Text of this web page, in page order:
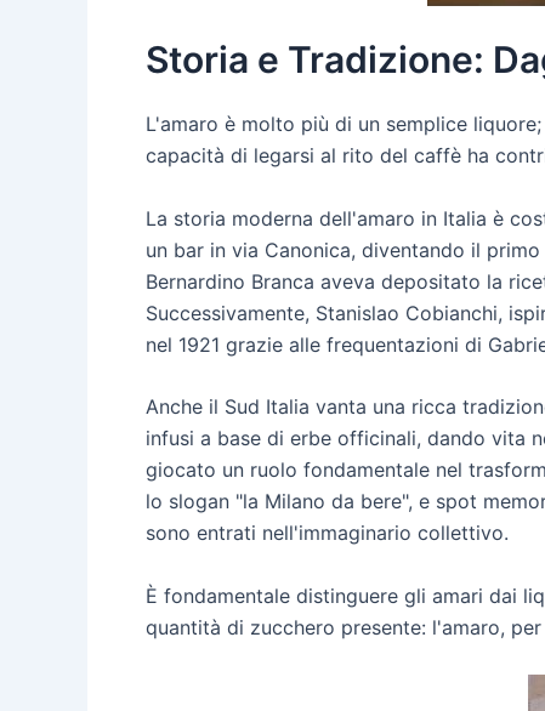
Storia e Tradizione:
L'amaro è molto più di un semplice
capacità di legarsi al rito del caffè ha
La storia moderna dell'amaro in Italia è
un bar in via Canonica, diventando il
Bernardino Branca aveva depositato la
Successivamente, Stanislao Cobianchi,
nel 1921 grazie alle frequentazioni di
Anche il Sud Italia vanta una ricca
infusi a base di erbe officinali, dando vita
giocato un ruolo fondamentale nel
lo slogan "la Milano da bere", e spot
sono entrati nell'immaginario collettivo.
È fondamentale distinguere gli amari dai
quantità di zucchero presente: l'amaro,